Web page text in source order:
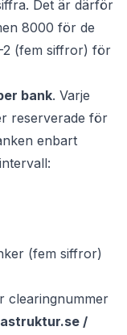
Det är därför
8000 för de
2 (fem siffror) för
bank. Varje
reserverade för
enbart
(fem siffror)
clearingnummer
/